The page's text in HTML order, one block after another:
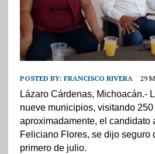
POSTED BY: FRANCISCO RIVERA 29
Lázaro Cárdenas, Michoacán.-
nueve municipios, visitando
aproximadamente, el candidato
Feliciano Flores, se dijo seguro
primero de julio.